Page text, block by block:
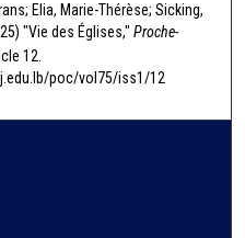
Elia, Marie-Thérèse; Sicking,
"Vie des Églises," Proche-
12.
poc/vol75/iss1/12